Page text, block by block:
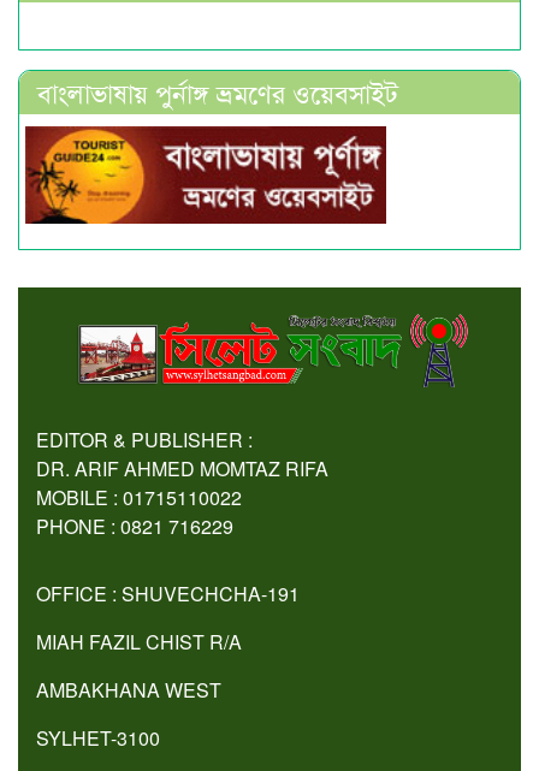
বাংলাভাষায় পুর্নাঙ্গ ভ্রমণের ওয়েবসাইট
EDITOR & PUBLISHER :
DR. ARIF AHMED MOMTAZ RIFA
MOBILE : 01715110022
PHONE : 0821 716229
OFFICE : SHUVECHCHA-191
MIAH FAZIL CHIST R/A
AMBAKHANA WEST
SYLHET-3100